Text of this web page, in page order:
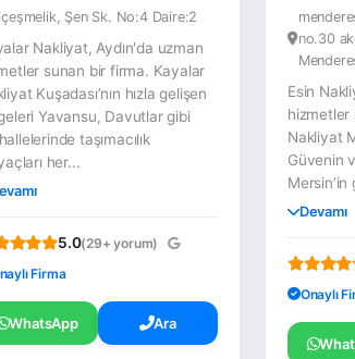
Şen Sk. No:4 Daire:2
Nakliyat, Aydın'da uzman
sunan bir firma. Kayalar
Kuşadası’nın hızla gelişen
Yavansu, Davutlar gibi
taşımacılık
her...
5.0(29+ yorum)
Firma
WhatsApp Ara
no.30
Esin
hizmetler
Nakliyat
Güvenin
Mersin’in
Devamı
Onaylı